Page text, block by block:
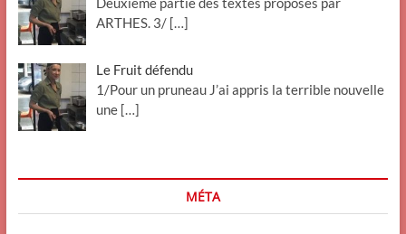
ARTHES. 3/ […]
Le Fruit défendu
1/Pour un pruneau J’ai appris la terrible nouvelle
une […]
MÉTA